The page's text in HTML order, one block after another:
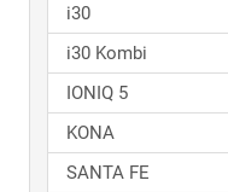
i30
i30 Kombi
IONIQ 5
KONA
SANTA FE